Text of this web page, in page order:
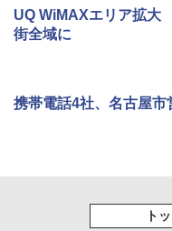
UQ WiMAXエリア拡大
街全域に
携帯電話4社、名古屋
ト